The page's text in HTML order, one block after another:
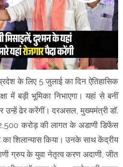
के लिए 5 जुलाई का दिन ऐतिहासिक
में बड़ी भूमिका निभाएगा। यहां से बनीं
उन्हें ढेर करेंगीं। दरअसल, मुख्यमंत्री डॉ.
करोड़ की लागत के अडाणी डिफेंस
का शिलान्यास किया। उनके साथ केंद्रीय
ग्रुप के युवा नेतृत्व करण अदाणी, जीत